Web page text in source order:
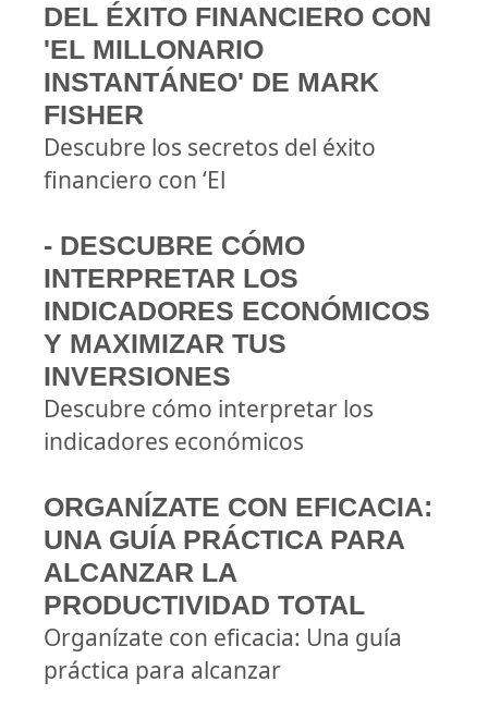
DEL ÉXITO FINANCIERO CON
'EL MILLONARIO
INSTANTÁNEO' DE MARK
FISHER
Descubre los secretos del éxito
financiero con ‘El
- DESCUBRE CÓMO
INTERPRETAR LOS
INDICADORES ECONÓMICOS
Y MAXIMIZAR TUS
INVERSIONES
Descubre cómo interpretar los
indicadores económicos
ORGANÍZATE CON EFICACIA:
UNA GUÍA PRÁCTICA PARA
ALCANZAR LA
PRODUCTIVIDAD TOTAL
Organízate con eficacia: Una guía
práctica para alcanzar